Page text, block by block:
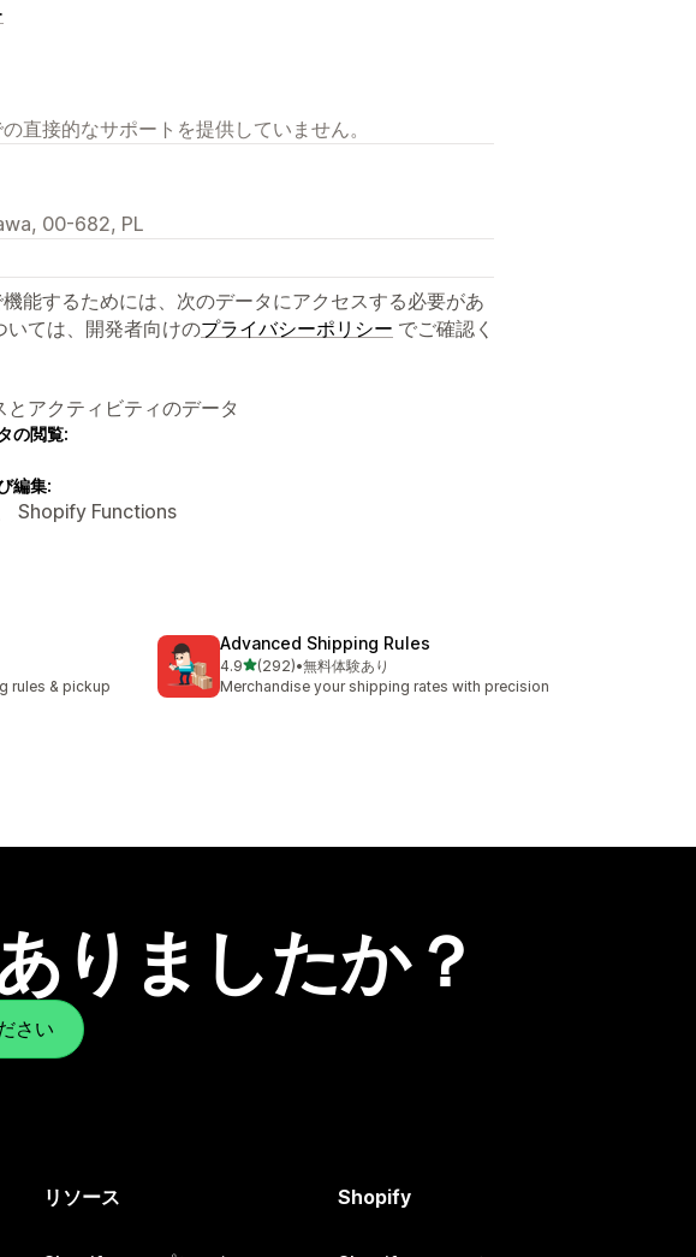
直接的なサポートを提供していません。
00-682, PL
能するためには、次のデータにアクセスする必要があ
いては、開発者向けのプライバシーポリシー でご確認く
アクティビティのデータ
の閲覧:
編集:
Shopify Functions
rules & pickup
Advanced Shipping Rules
4.95つ星中
(292)
合計レビュー数：292件
•無料体験あり
Merchandise your shipping rates with precision
りましたか？
さい
リソース Shopify